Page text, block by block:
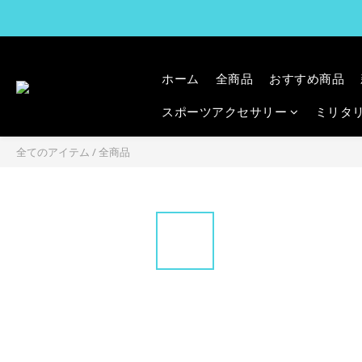
ホーム 全商品 おすすめ商品
スポーツアクセサリー ミリタ
全てのアイテム /全商品